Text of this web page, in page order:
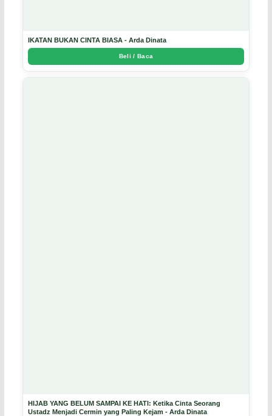
IKATAN BUKAN CINTA BIASA - Arda Dinata
Beli / Baca
HIJAB YANG BELUM SAMPAI KE HATI: Ketika Cinta Seorang
Ustadz Menjadi Cermin yang Paling Kejam - Arda Dinata